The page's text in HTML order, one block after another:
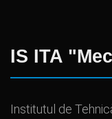
IS ITA
Institutul de